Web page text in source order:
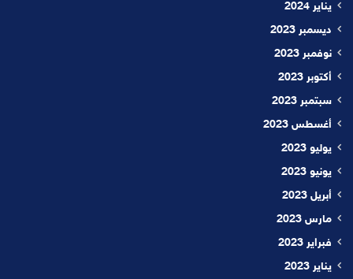
يناير 2024
ديسمبر 2023
نوفمبر 2023
أكتوبر 2023
سبتمبر 2023
أغسطس 2023
يوليو 2023
يونيو 2023
أبريل 2023
مارس 2023
فبراير 2023
يناير 2023